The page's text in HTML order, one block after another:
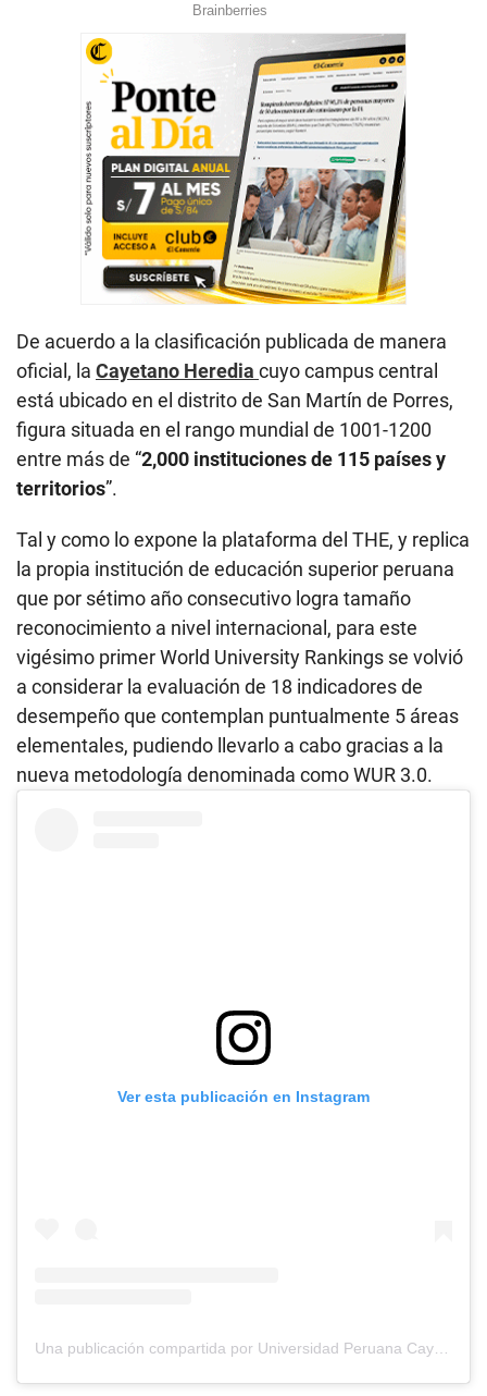
De acuerdo a la clasificación publicada de manera
oficial, la Cayetano Heredia cuyo campus central
está ubicado en el distrito de San Martín de Porres,
figura situada en el rango mundial de 1001-1200
entre más de “2,000 instituciones de 115 países y
territorios”.
Tal y como lo expone la plataforma del THE, y replica
la propia institución de educación superior peruana
que por sétimo año consecutivo logra tamaño
reconocimiento a nivel internacional, para este
vigésimo primer World University Rankings se volvió
a considerar la evaluación de 18 indicadores de
desempeño que contemplan puntualmente 5 áreas
elementales, pudiendo llevarlo a cabo gracias a la
nueva metodología denominada como WUR 3.0.
Ver esta publicación en Instagram